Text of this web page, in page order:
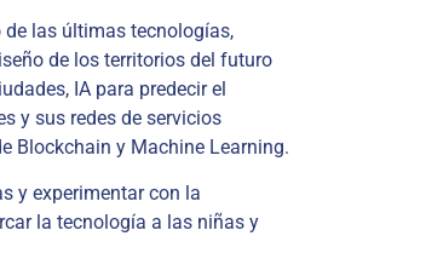
las últimas tecnologías,
de los territorios del futuro
IA para predecir el
y sus redes de servicios
Blockchain y Machine Learning.
y experimentar con la
la tecnología a las niñas y